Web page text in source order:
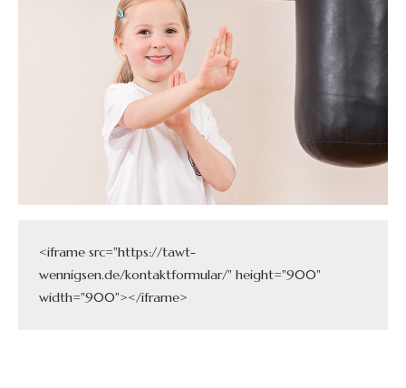
<iframe src="https://tawt-
wennigsen.de/kontaktformular/" height="900"
width="900"></iframe>